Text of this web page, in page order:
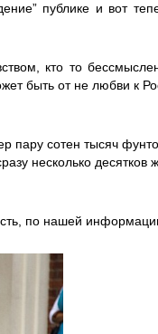
публике и вот
кто то
быть от не любви к
пару сотен тысяч
несколько десятков
по нашей